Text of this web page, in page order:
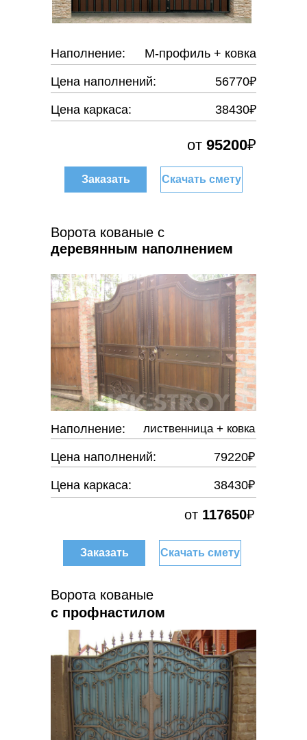
Заказать
от 95200₽
Скачать смету
Наполнение: М-профиль + ковка
Цена наполнений: 56770₽
Ворота кованые с
деревянным наполнением
Заказать
от 117650₽
Скачать смету
Цена каркаса: 38430₽
Цена каркаса: 38430₽
Ворота кованые
с профнастилом
Наполнение: лиственница + ковка
Цена наполнений: 79220₽